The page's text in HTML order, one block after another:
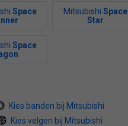
Space
Mitsubishi Space
Star
Space
Kies banden bij Mitsubishi
Kies velgen bij Mitsubishi